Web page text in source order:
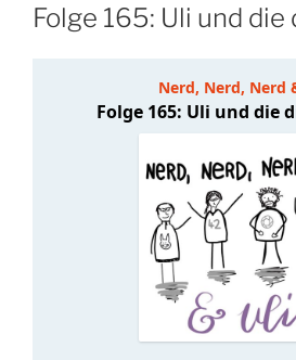
Folge 165: Uli und